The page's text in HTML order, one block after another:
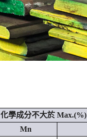
化學成分不大於 Max.(%)
Mn